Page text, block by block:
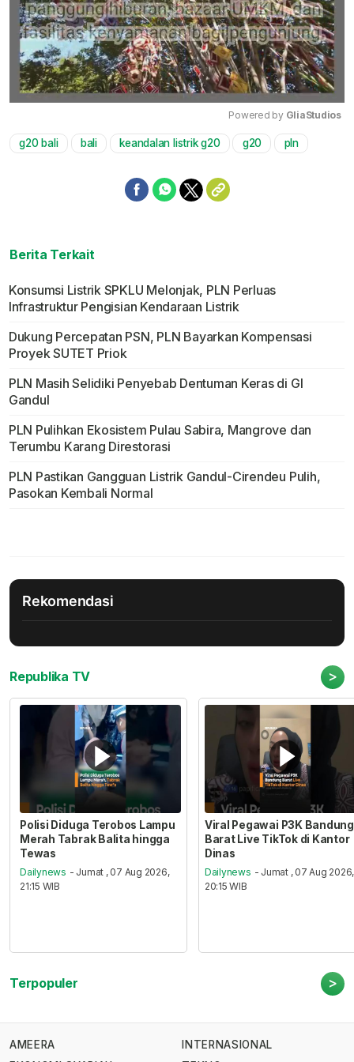
Mute
Powered by GliaStudios
g20 bali bali keandalan listrik g20 g20 pln
Berita Terkait
Konsumsi Listrik SPKLU Melonjak, PLN Perluas
Infrastruktur Pengisian Kendaraan Listrik
Dukung Percepatan PSN, PLN Bayarkan Kompensasi
Proyek SUTET Priok
PLN Masih Selidiki Penyebab Dentuman Keras di GI
Gandul
PLN Pulihkan Ekosistem Pulau Sabira, Mangrove dan
Terumbu Karang Direstorasi
PLN Pastikan Gangguan Listrik Gandul-Cirendeu Pulih,
Pasokan Kembali Normal
Rekomendasi
Republika TV >
Polisi Diduga Terobos Lampu
Merah Tabrak Balita hingga
Tewas
Dailynews - Jumat , 07 Aug 2026,
21:15 WIB
Viral Pegawai P3K Bandung
Barat Live TikTok di Kantor
Dinas
Dailynews - Jumat , 07 Aug 2026,
20:15 WIB
Terpopuler >
AMEERA
INTERNASIONAL